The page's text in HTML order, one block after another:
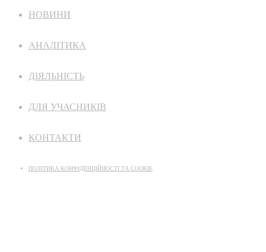
НОВИНИ
АНАЛІТИКА
ДІЯЛЬНІСТЬ
ДЛЯ УЧАСНИКІВ
КОНТАКТИ
ПОЛІТИКА КОНФІДЕНЦІЙНОСТІ ТА COOKIE